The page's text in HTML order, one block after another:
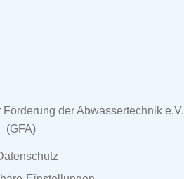
der Abwassertechnik e.V.
(GFA)
Navigation
überspringen